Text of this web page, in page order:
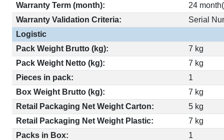
Warranty Term (month):
24
Warranty Validation Criteria:
Serial
Logistic
Pack Weight Brutto (kg):
7 kg
Pack Weight Netto (kg):
7 kg
Pieces in pack:
1
Box Weight Brutto (kg):
7 kg
Retail Packaging Net Weight Carton:
5 kg
Retail Packaging Net Weight Plastic:
7 kg
Packs in Box:
1